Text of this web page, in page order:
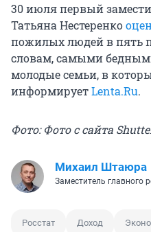
30 июля первый
Татьяна Нестеренко
пожилых людей в пять
словам, самыми
молодые семьи, в
информируетLenta.Ru.
Фото: Фото с сайта
Михаил Штаюра
Заместитель главного
Росстат Доход